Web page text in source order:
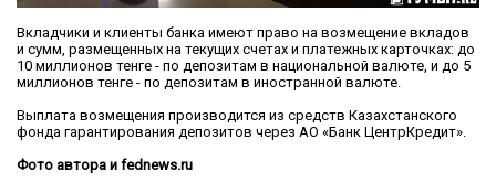
Вкладчики и клиенты банка имеют право на возмещение вкладов
и сумм, размещенных на текущих счетах и платежных карточках: до
10 миллионов тенге - по депозитам в национальной валюте, и до 5
миллионов тенге - по депозитам в иностранной валюте.
Выплата возмещения производится из средств Казахстанского
фонда гарантирования депозитов через АО «Банк ЦентрКредит».
Фото автора и fednews.ru